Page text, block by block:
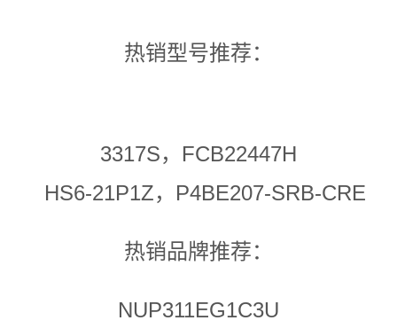
热销型号推荐：
3317S，FCB22447H
HS6-21P1Z，P4BE207-SRB-CRE
热销品牌推荐：
NUP311EG1C3U